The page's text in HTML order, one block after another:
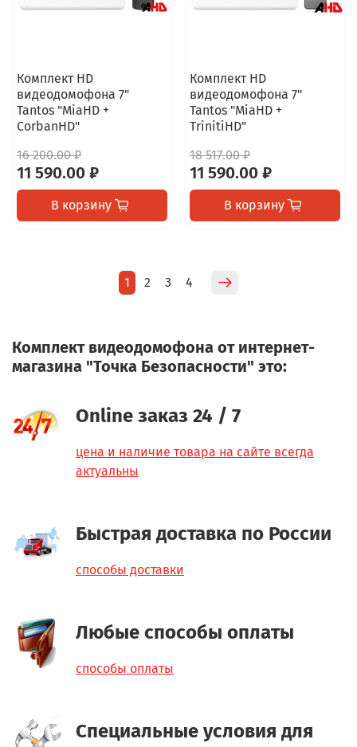
Комплект HD
видеодомофона 7"
Tantos "MiaHD +
CorbanHD"
16 200.00 ₽
11 590.00 ₽
В корзину
Комплект HD
видеодомофона 7"
Tantos "MiaHD +
TrinitiHD"
18 517.00 ₽
11 590.00 ₽
В корзину
1 2 3 4
Комплект видеодомофона от интернет-
магазина "Точка Безопасности" это:
Online заказ 24 / 7
цена и наличие товара на сайте всегда
актуальны
Быстрая доставка по России
способы доставки
Любые способы оплаты
способы оплаты
Специальные условия для